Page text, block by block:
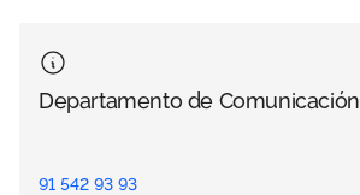
Departamento de Comunicación
91 542 93 93